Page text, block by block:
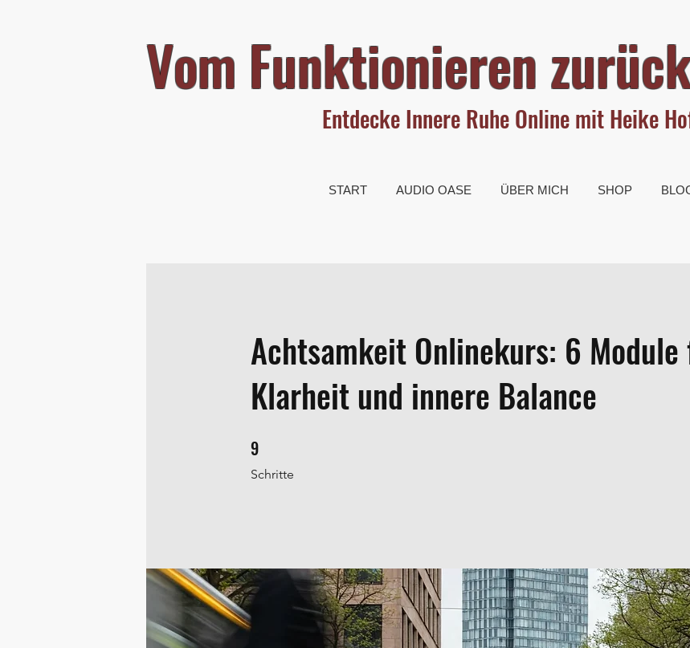
Vom Funktionieren
Entdecke Innere Ruhe Online mit Heike
START AUDIO OASE ÜBER MICH SHOP
Achtsamkeit Onlinekurs: 6
Klarheit und innere Balance
9
Schritte
9 Schritte